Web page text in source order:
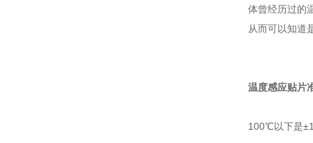
体曾经历过的
从而可以知道
温度感应贴片
100℃以下是